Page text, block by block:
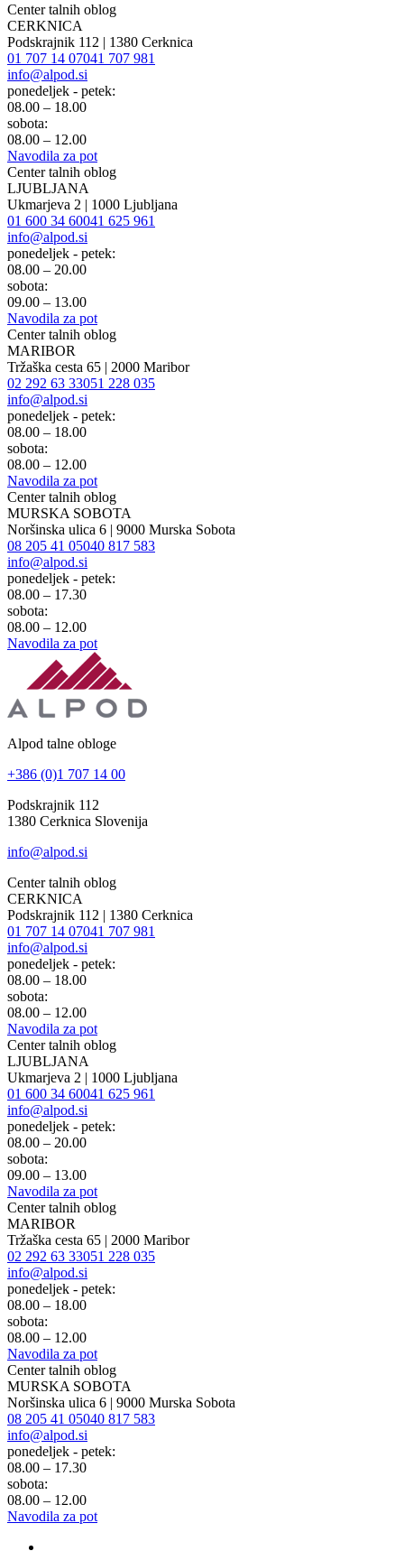
Center talnih oblog
CERKNICA
Podskrajnik 112 | 1380 Cerknica
01 707 14 07041 707 981
info@alpod.si
ponedeljek - petek:
08.00 – 18.00
sobota:
08.00 – 12.00
Navodila za pot
Center talnih oblog
LJUBLJANA
Ukmarjeva 2 | 1000 Ljubljana
01 600 34 60041 625 961
info@alpod.si
ponedeljek - petek:
08.00 – 20.00
sobota:
09.00 – 13.00
Navodila za pot
Center talnih oblog
MARIBOR
Tržaška cesta 65 | 2000 Maribor
02 292 63 33051 228 035
info@alpod.si
ponedeljek - petek:
08.00 – 18.00
sobota:
08.00 – 12.00
Navodila za pot
Center talnih oblog
MURSKA SOBOTA
Noršinska ulica 6 | 9000 Murska Sobota
08 205 41 05040 817 583
info@alpod.si
ponedeljek - petek:
08.00 – 17.30
sobota:
08.00 – 12.00
Navodila za pot
Alpod talne obloge
+386 (0)1 707 14 00
Podskrajnik 112
1380 Cerknica Slovenija
info@alpod.si
Center talnih oblog
CERKNICA
Podskrajnik 112 | 1380 Cerknica
01 707 14 07041 707 981
info@alpod.si
ponedeljek - petek:
08.00 – 18.00
sobota:
08.00 – 12.00
Navodila za pot
Center talnih oblog
LJUBLJANA
Ukmarjeva 2 | 1000 Ljubljana
01 600 34 60041 625 961
info@alpod.si
ponedeljek - petek:
08.00 – 20.00
sobota:
09.00 – 13.00
Navodila za pot
Center talnih oblog
MARIBOR
Tržaška cesta 65 | 2000 Maribor
02 292 63 33051 228 035
info@alpod.si
ponedeljek - petek:
08.00 – 18.00
sobota:
08.00 – 12.00
Navodila za pot
Center talnih oblog
MURSKA SOBOTA
Noršinska ulica 6 | 9000 Murska Sobota
08 205 41 05040 817 583
info@alpod.si
ponedeljek - petek:
08.00 – 17.30
sobota:
08.00 – 12.00
Navodila za pot